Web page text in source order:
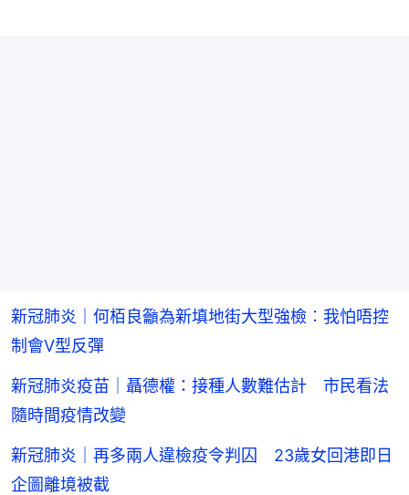
新冠肺炎｜何栢良籲為新填地街大型強檢︰我怕唔控
制會V型反彈
新冠肺炎疫苗｜聶德權：接種人數難估計 市民看法
隨時間疫情改變
新冠肺炎｜再多兩人違檢疫令判囚 23歲女回港即日
企圖離境被截